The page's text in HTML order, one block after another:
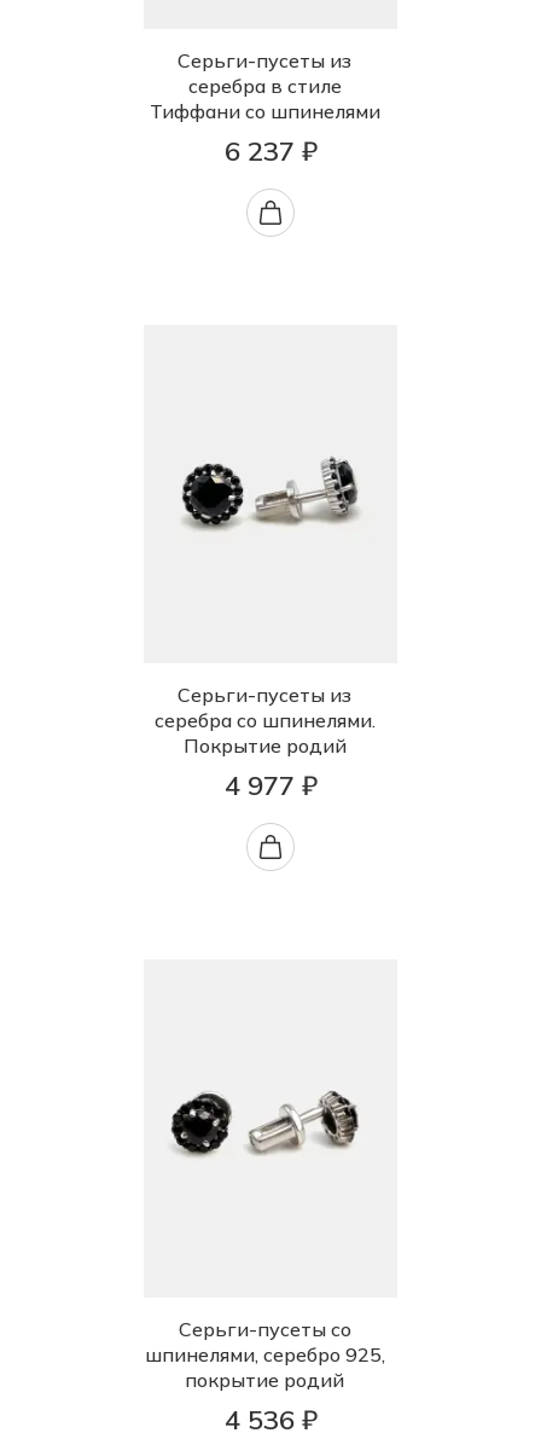
Серьги-пусеты из
серебра в стиле
Тиффани со шпинелями
6 237 ₽
Серьги-пусеты из
серебра со шпинелями.
Покрытие родий
4 977 ₽
Серьги-пусеты со
шпинелями, серебро 925,
покрытие родий
4 536 ₽